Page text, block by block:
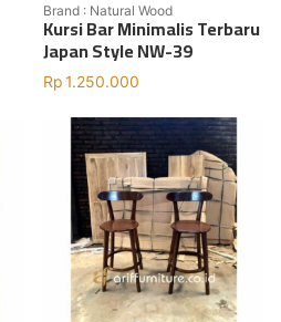
Brand : Natural Wood
Kursi Bar Minimalis Terbaru
Japan Style NW-39
Rp1.250.000